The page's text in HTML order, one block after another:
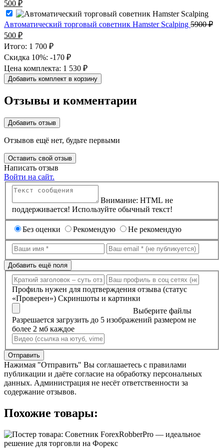
цена
составляла
29000 ₽.
500 ₽
цена:
Автоматический торговый советник Hamster Scalping 5900₽
Первоначальная
цена
составляла
5900 ₽.
500 ₽Текущая
цена:
500 ₽.
Итого: 1 700 ₽
Скидка 10%: -170 ₽
Цена комплекта: 1 530 ₽
Добавить комплект в корзину
Отзывы и комментарии
Добавить отзыв
Отзывов ещё нет, будьте первыми
Оставить свой отзыв
Написать отзыв
Войти на сайт.
Внимание: HTML не
поддерживается! Используйте обычный текст!
Без оценки Рекомендую Не рекомендую
Добавить ещё поля
Профиль нужен для подтверждения отзыва (статус
«Проверен») Скриншоты и картинки
Выберите файлы
Разрешается загрузить до 5 изображений размером не
более 2 мб каждое
Отправить
Нажимая "Отправить" Вы соглашаетесь с правилами
публикации и даёте согласие на обработку персональных
данных. Администрация не несёт ответственности за
содержание отзывов.
Похожие товары: